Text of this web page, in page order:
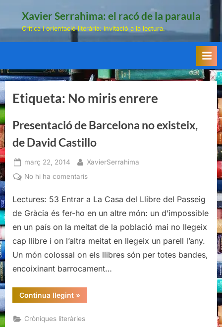
Xavier Serrahima: el racó de la paraula
Crítica i orientació literària: invitació a la lectura.
Etiqueta: No miris enrere
Presentació de Barcelona no existeix,
de David Castillo
Posted
on
març 22, 2014 By
XavierSerrahima
No hi ha comentarisa
de
Barcelona
existeix,
de
David
Castillo
Lectures: 53 Entrar a La Casa del Llibre del Passeig
de Gràcia és fer-ho en un altre món: un d’impossible
en un país on la meitat de la població mai no llegeix
cap llibre i on l’altra meitat en llegeix un parell l’any.
Un món colossal on els llibres són per totes bandes,
encoixinant barrocament…
Continua llegint“Presentació
de
no
existeix,
»
Cròniques literàries